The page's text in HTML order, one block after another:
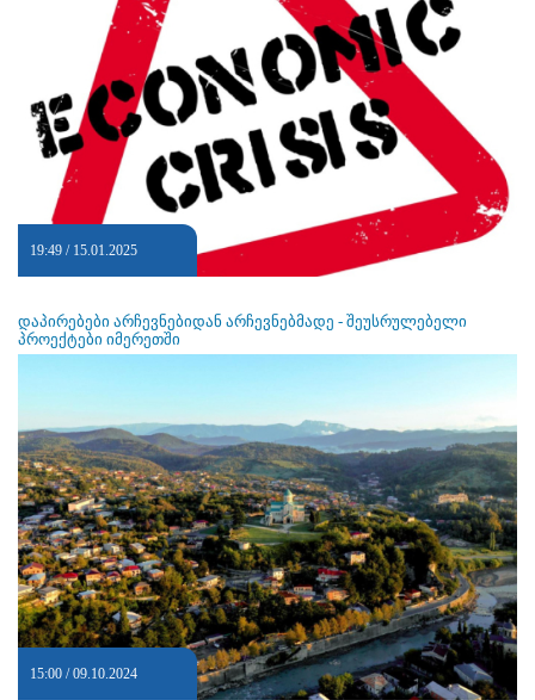
19:49 / 15.01.2025
დაპირებები არჩევნებიდან არჩევნებმადე - შეუსრულებელი
პროექტები იმერეთში
15:00 / 09.10.2024